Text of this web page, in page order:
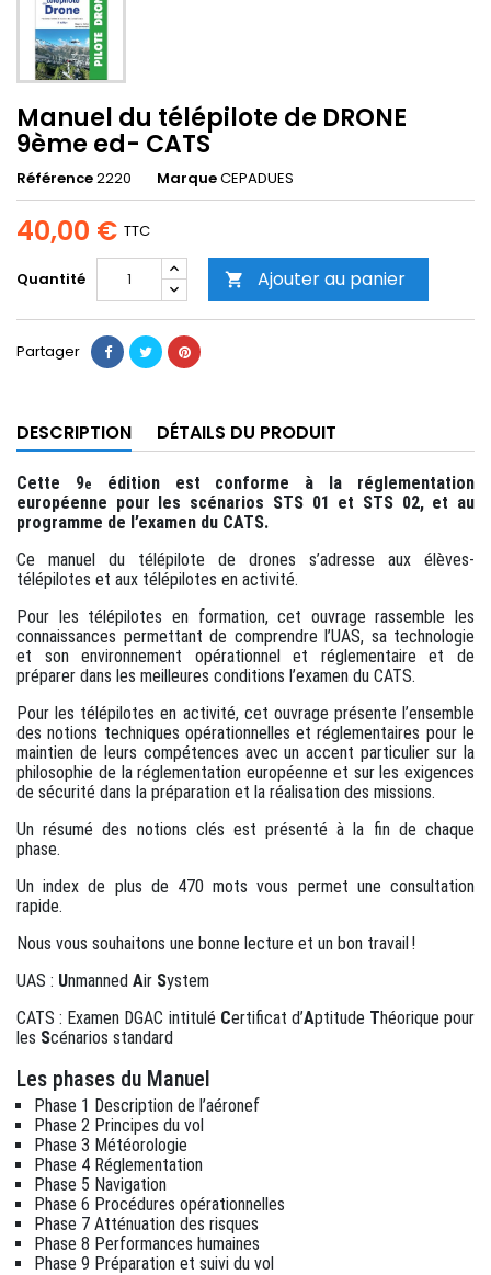
Manuel du télépilote de DRONE
9ème ed- CATS
Référence2220 MarqueCEPADUES
40,00 € TTC
Quantité  Ajouter au panier
Partager
DESCRIPTION DÉTAILS DU PRODUIT
Cette 9e
édition est conforme à la réglementation
européenne pour les scénarios STS 01 et STS 02, et au
programme de l’examen du CATS.
Ce manuel du télépilote de drones s’adresse aux élèves-
télépilotes et aux télépilotes en activité.
Pour les télépilotes en formation, cet ouvrage rassemble les
connaissances permettant de comprendre l’UAS, sa technologie
et son environnement opérationnel et réglementaire et de
préparer dans les meilleures conditions l’examen du CATS.
Pour les télépilotes en activité, cet ouvrage présente l’ensemble
des notions techniques opérationnelles et réglementaires pour le
maintien de leurs compétences avec un accent particulier sur la
philosophie de la réglementation européenne et sur les exigences
de sécurité dans la préparation et la réalisation des missions.
Un résumé des notions clés est présenté à la fin de chaque
phase.
Un index de plus de 470 mots vous permet une consultation
rapide.
Nous vous souhaitons une bonne lecture et un bon travail !
UAS : Unmanned Air System
CATS : Examen DGAC intitulé Certificat d’Aptitude Théorique pour
les Scénarios standard
Les phases du Manuel
Phase 1 Description de l’aéronef
Phase 2 Principes du vol
Phase 3 Météorologie
Phase 4 Réglementation
Phase 5 Navigation
Phase 6 Procédures opérationnelles
Phase 7 Atténuation des risques
Phase 8 Performances humaines
Phase 9 Préparation et suivi du vol